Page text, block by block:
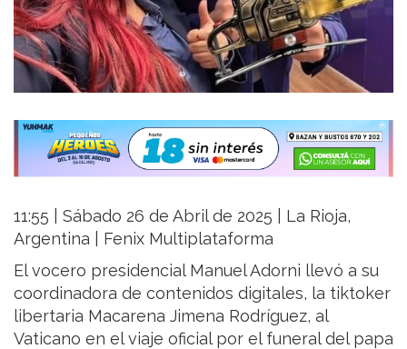
11:55 | Sábado 26 de Abril de 2025 | La Rioja,
Argentina | Fenix Multiplataforma
El vocero presidencial Manuel Adorni llevó a su
coordinadora de contenidos digitales, la tiktoker
libertaria Macarena Jimena Rodríguez, al
Vaticano en el viaje oficial por el funeral del papa